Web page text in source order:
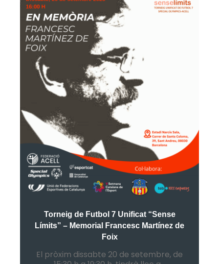
Torneig de Futbol 7 Unificat “Sense
Límits” – Memorial Francesc Martínez de
Foix
El pròxim dissabte 20 de setembre, de